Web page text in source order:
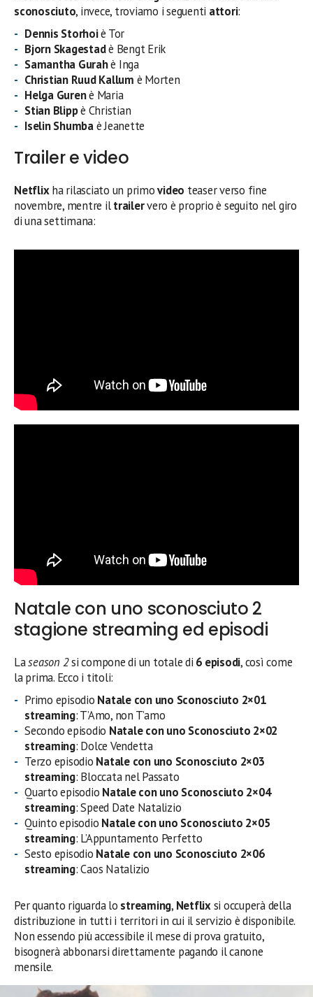
sconosciuto, invece, troviamo i seguenti attori:
Dennis Storhoiè Tor
Bjorn Skagestadè Bengt Erik
Samantha Gurahè Inga
Christian Ruud Kallum è Morten
Helga Gurenè Maria
Stian Blippè Christian
Iselin Shumbaè Jeanette
Trailer e video
Netflixha rilasciato un primovideo teaser verso fine
novembre, mentre iltrailervero è proprio è seguito nel giro
di una settimana:
Natale con uno sconosciuto 2
stagione streaming ed episodi
Laseason 2si compone di un totale di 6 episodi, così come
la prima. Ecco i titoli:
Primo episodio Natale con uno Sconosciuto 2×01
streaming: T’Amo, non T’amo
Secondo episodio Natale con uno Sconosciuto 2×02
streaming: Dolce Vendetta
Terzo episodio Natale con uno Sconosciuto 2×03
streaming: Bloccata nel Passato
Quarto episodio Natale con uno Sconosciuto 2×04
streaming: Speed Date Natalizio
Quinto episodio Natale con uno Sconosciuto 2×05
streaming: L’Appuntamento Perfetto
Sesto episodio Natale con uno Sconosciuto 2×06
streaming: Caos Natalizio
Per quanto riguarda lo streaming, Netflixsi occuperà della
distribuzione in tutti i territori in cui il servizio è disponibile.
Non essendo più accessibile il mese di prova gratuito,
bisognerà abbonarsi direttamente pagando il canone
mensile.